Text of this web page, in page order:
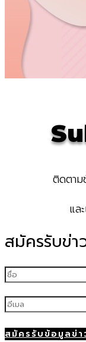
ติดตา
แล
สมัครรับข่า
สมัครรับข้อมูลข่า